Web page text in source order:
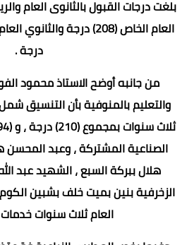
درجة .
من جانبه أوضح الاستاذ محمود
والتعليم بالمنوفية بأن التنسيق
الصناعية المشتركة ، وعبد المحسن
هلال ببركة السبع ، الشهيد عبد
الزخرفية بنين بميت خلف بشبين
العام ثلاث سنوات